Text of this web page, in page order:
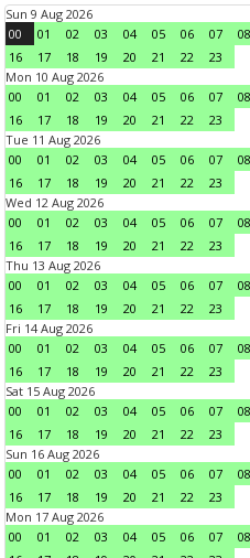
Sun 9 Aug 2026
00
01 02 03 04 05 06 07 08
16
17 18 19 20 21 22
23
Mon 10 Aug 2026
00
01 02 03 04 05 06 07 08
16
17 18 19 20 21 22
23
Tue 11 Aug 2026
00
01 02 03 04 05 06 07 08
16
17 18 19 20 21 22
23
Wed 12 Aug 2026
00
01 02 03 04 05 06 07 08
16
17 18 19 20 21 22
23
Thu 13 Aug 2026
00
01 02 03 04 05 06 07 08
16
17 18 19 20 21 22
23
Fri 14 Aug 2026
00
01 02 03 04 05 06 07 08
16
17 18 19 20 21 22
23
Sat 15 Aug 2026
00
01 02 03 04 05 06 07 08
16
17 18 19 20 21 22
23
Sun 16 Aug 2026
00
01 02 03 04 05 06 07 08
16
17 18 19 20 21 22
23
Mon 17 Aug 2026
00
01 02 03 04 05 06 07 08